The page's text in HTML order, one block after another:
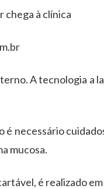
chega à clínica
A tecnologia a
é necessário
mucosa.
é realizado